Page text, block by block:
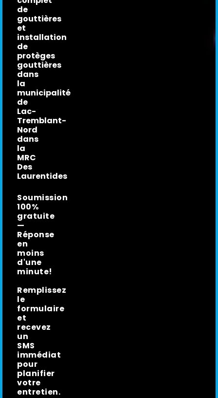
de
gouttières
et
installation
de
protèges
gouttières
dans
la
municipalité
de
Lac-
Tremblant-
Nord
dans
la
MRC
Des
Laurentides
Soumission
100%
gratuite
—
Réponse
en
moins
d'une
minute!
Remplissez
le
formulaire
et
recevez
un
SMS
immédiat
pour
planifier
votre
entretien.